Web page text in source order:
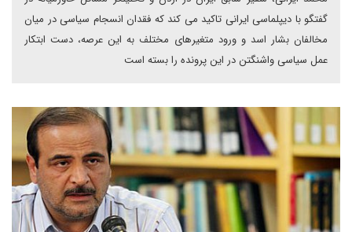
گفتگو با دیپلماسی ایرانی تاکید می کند که فقدان انسجام سیاسی در میان
مخالفان بشار اسد و ورود متغیرهای مختلف به این عرصه، دست ابتکار
عمل سیاسی واشنگتن در این پرونده را بسته است